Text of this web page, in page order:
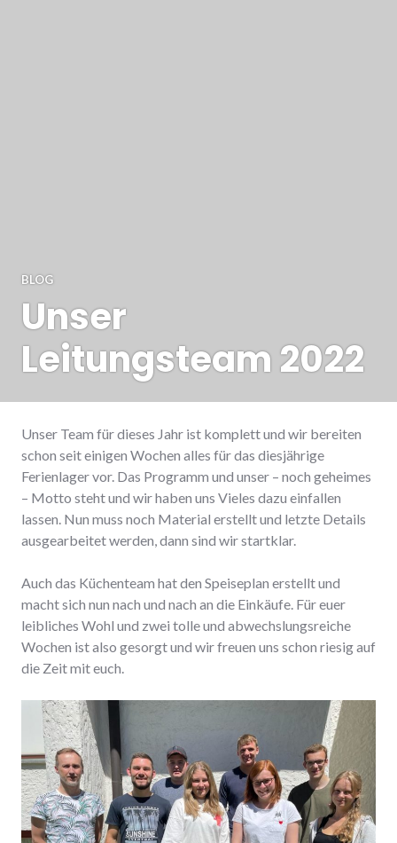
BLOG
Unser
Leitungsteam 2022
Unser Team für dieses Jahr ist komplett und wir bereiten
schon seit einigen Wochen alles für das diesjährige
Ferienlager vor. Das Programm und unser – noch geheimes
– Motto steht und wir haben uns Vieles dazu einfallen
lassen. Nun muss noch Material erstellt und letzte Details
ausgearbeitet werden, dann sind wir startklar.
Auch das Küchenteam hat den Speiseplan erstellt und
macht sich nun nach und nach an die Einkäufe. Für euer
leibliches Wohl und zwei tolle und abwechslungsreiche
Wochen ist also gesorgt und wir freuen uns schon riesig auf
die Zeit mit euch.